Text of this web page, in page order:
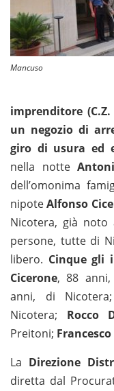
Mancuso
imprenditore
un negozio di
giro di usura ed
nella notte
dell’omonima
nipoteAlfonso
Nicotera, già noto
persone, tutte di
libero. Cinque gli
Cicerone, 88
anni, di
Nicotera; Rocco
Preitoni;
La Direzione
diretta dal